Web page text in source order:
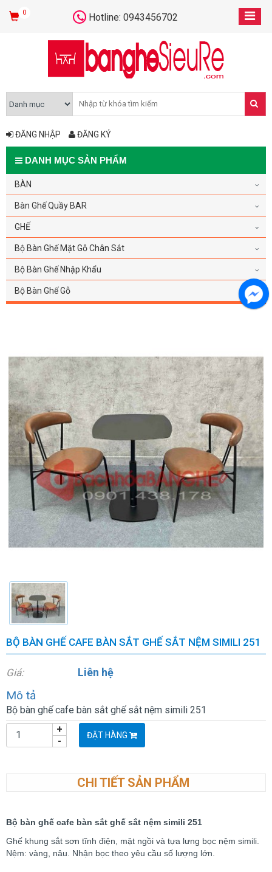
0 Hotline: 0943456702
ĐĂNG NHẬP ĐĂNG KÝ
DANH MỤC SẢN PHẨM
BÀN
Bàn Ghế Quầy BAR
GHẾ
Bộ Bàn Ghế Mặt Gỗ Chân Sắt
Bộ Bàn Ghế Nhập Khẩu
Bộ Bàn Ghế Gỗ
BỘ BÀN GHẾ CAFE BÀN SẮT GHẾ SẮT NỆM SIMILI 251
Giá: Liên hệ
Mô tả
Bộ bàn ghế cafe bàn sắt ghế sắt nệm simili 251
-
+ ĐẶT HÀNG
CHI TIẾT SẢN PHẨM
Bộ bàn ghế cafe bàn sắt ghế sắt nệm simili 251
Ghế khung sắt sơn tĩnh điện, mặt ngồi và tựa lưng bọc nệm simili.
Nệm: vàng, nâu. Nhận bọc theo yêu cầu số lượng lớn.